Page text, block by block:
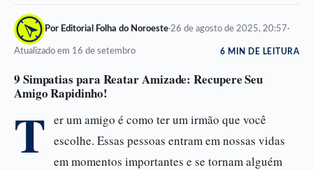
Por Editorial Folha do Noroeste·26 de agosto de 2025, 20:57·
Atualizado em 16 de setembro 6 MIN DE LEITURA
9 Simpatias para Reatar Amizade: Recupere Seu
Amigo Rapidinho!
T er um amigo é como ter um irmão que você
escolhe. Essas pessoas entram em nossas vidas
em momentos importantes e se tornam alguém